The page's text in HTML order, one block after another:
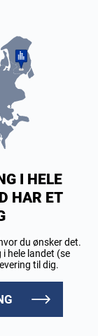
I HELE
HAR ET
du ønsker det.
hele landet (se
til dig.